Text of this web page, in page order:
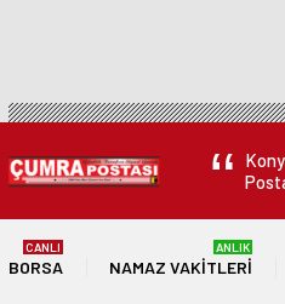
BORSA
CANLI
NAMAZ VAKITLERI
ANLIK